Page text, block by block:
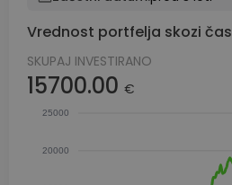
Vrednost portfelja skozi čas
SKUPAJ INVESTIRANO
15700.00 €
25000
20000